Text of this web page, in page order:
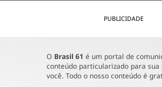
PUBLICIDADE
O Brasil 61 é um portal de
conteúdo particularizado para
você. Todo o nosso conteúdo é